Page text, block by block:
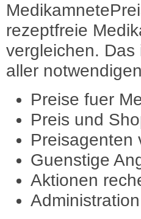
rezeptfreie
vergleichen.
aller
Preise fuer
Preis und
Preisagenten
Guenstige
Aktionen